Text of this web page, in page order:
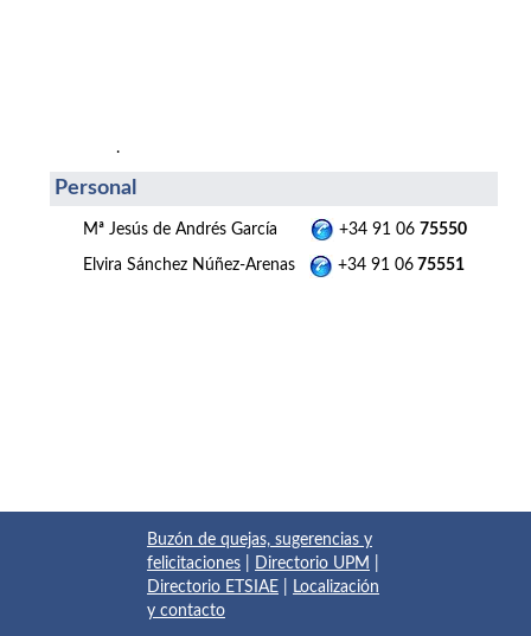
.
Personal
Mª Jesús de Andrés García +34 91 06 75550
Elvira Sánchez Núñez-Arenas +34 91 06 75551
Buzón de quejas, sugerencias y
felicitaciones
Directorio UPM
Directorio ETSIAE
Localización
y contacto